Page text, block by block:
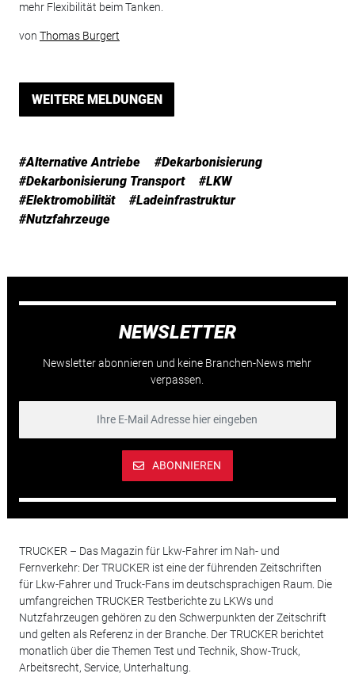
mehr Flexibilität beim Tanken.
von Thomas Burgert
WEITERE MELDUNGEN
#Alternative Antriebe
#Dekarbonisierung
#Dekarbonisierung Transport
#LKW
#Elektromobilität
#Ladeinfrastruktur
#Nutzfahrzeuge
NEWSLETTER
Newsletter abonnieren und keine Branchen-News mehr
verpassen.
ABONNIEREN
TRUCKER – Das Magazin für Lkw-Fahrer im Nah- und
Fernverkehr: Der TRUCKER ist eine der führenden Zeitschriften
für Lkw-Fahrer und Truck-Fans im deutschsprachigen Raum. Die
umfangreichen TRUCKER Testberichte zu LKWs und
Nutzfahrzeugen gehören zu den Schwerpunkten der Zeitschrift
und gelten als Referenz in der Branche. Der TRUCKER berichtet
monatlich über die Themen Test und Technik, Show-Truck,
Arbeitsrecht, Service, Unterhaltung.